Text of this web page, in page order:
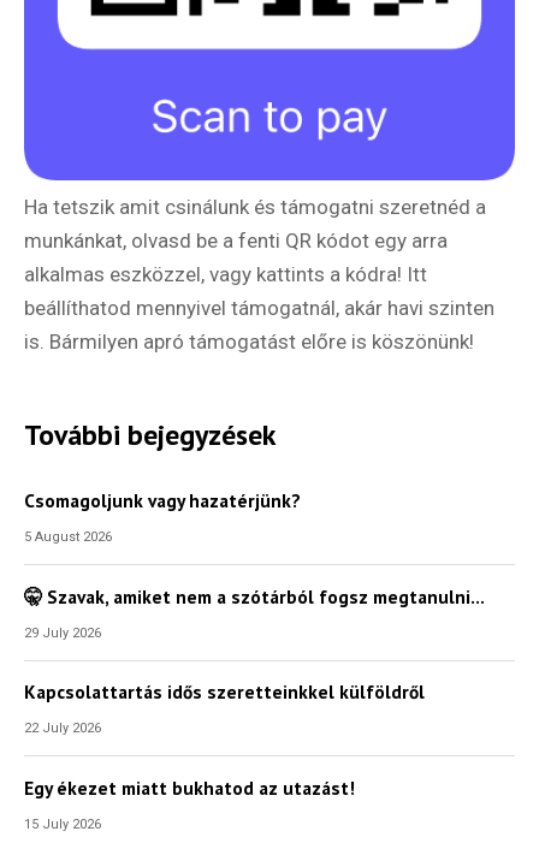
Ha tetszik amit csinálunk és támogatni szeretnéd a
munkánkat, olvasd be a fenti QR kódot egy arra
alkalmas eszközzel, vagy kattints a kódra! Itt
beállíthatod mennyivel támogatnál, akár havi szinten
is. Bármilyen apró támogatást előre is köszönünk!
További bejegyzések
Csomagoljunk vagy hazatérjünk?
5 August 2026
🤫 Szavak, amiket nem a szótárból fogsz megtanulni…
29 July 2026
Kapcsolattartás idős szeretteinkkel külföldről
22 July 2026
Egy ékezet miatt bukhatod az utazást!
15 July 2026